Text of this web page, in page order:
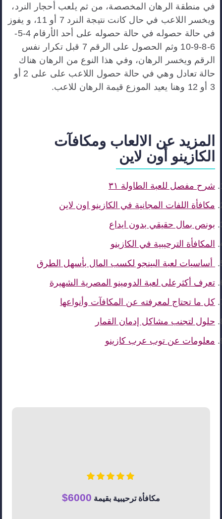
في منطقة الرهان المخصصة، من ثم يلعب أحجار النرد،
ويخسر اللاعب في حال كانت نتيجة النرد 7 أو 11، و يفوز
في حالة حصوله في حالة حصوله على أحد الأرقام 4-5-
6-8-9-10 وثم الحصول على الرقم 7 قبل تكرار نفس
الرقم ويخسر الرهان، وفي هذا النوع من الرهان هناك
حالة تعادل وهي في حالة حصول اللاعب على على 2 أو
3 أو 12 وهنا يعيد الموزع قيمة الرهان للاعب.
المزيد عن الالعاب ومكافآت
الكازينو أون لاين
شرح مفصل للعبة الطاولة ٣١
مكافأة اللفات المجانية في الكازينو اون لاين
بونص بمال حقيقي بدون ايداع
المكافأة الترحيبية في الكازينو
أساسيات لعبة البينجو لكسب المال بأسهل الطرق
تعرف أكثرعلى لعبة الدومينو المصرية الشهيرة
كل ما تحتاج لمعرفته عن المكافآت وأنواعها
حلول لتجنب مشاكل إدمان القمار
معلومات عن توب عرب كازينو
مكافأة ترحيبية بقيمة 6000$